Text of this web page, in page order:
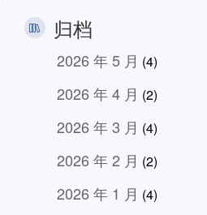
归档
2026 年 5 月 (4)
2026 年 4 月 (2)
2026 年 3 月 (4)
2026 年 2 月 (2)
2026 年 1 月 (4)